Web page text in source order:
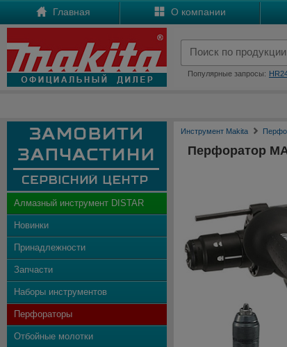
Главная О компании
Популярные запросы:
Алмазный инструмент DISTAR
Новинки
Принадлежности
Запчасти
Наборы инструментов
Перфораторы
Отбойные молотки
Инструмент Makita
Перфоратор